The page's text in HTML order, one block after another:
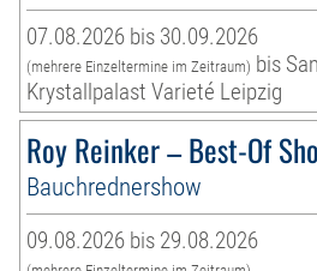
07.08.2026 bis 30.09.2026
(mehrere Einzeltermine im Zeitraum) bis
Krystallpalast Varieté Leipzig
Roy Reinker – Best-Of
Bauchrednershow
09.08.2026 bis 29.08.2026